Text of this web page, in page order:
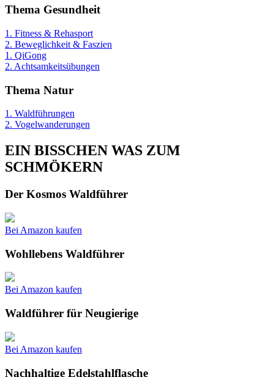
Thema Gesundheit
1. Fitness & Rehasport
2. Beweglichkeit & Faszien
1. QiGong
2. Achtsamkeitsübungen
Thema Natur
1. Waldführungen
2. Vogelwanderungen
EIN BISSCHEN WAS ZUM
SCHMÖKERN
Der Kosmos Waldführer
Bei Amazon kaufen
Wohllebens Waldführer
Bei Amazon kaufen
Waldführer für Neugierige
Bei Amazon kaufen
Nachhaltige Edelstahlflasche